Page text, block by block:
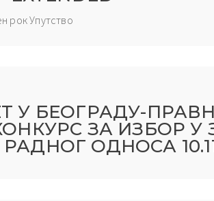
рок Упутство
У БЕОГРАДУ-
ЗА ИЗБОР У
ОДНОСА